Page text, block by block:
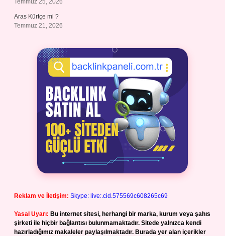
Temmuz 25, 2026
Aras Kürtçe mi ?
Temmuz 21, 2026
Reklam ve İletişim: Skype: live:.cid.575569c608265c69
Yasal Uyarı: Bu internet sitesi, herhangi bir marka, kurum veya şahıs
şirketi ile hiçbir bağlantısı bulunmamaktadır. Sitede yalnızca kendi
hazırladığımız makaleler paylaşılmaktadır. Burada yer alan içerikler